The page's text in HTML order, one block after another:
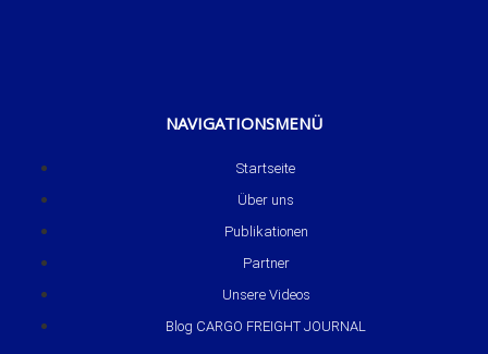
NAVIGATIONSMENÜ
Startseite
Über uns
Publikationen
Partner
Unsere Videos
Blog CARGO FREIGHT JOURNAL